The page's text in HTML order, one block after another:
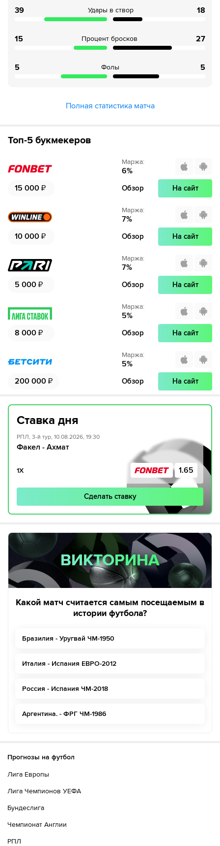
64
Временное удаление игрока "Норвегия" Эмиль
ШАЙБА!
Игрок "США" Тейдж Томпсон забивает шайбу!
39 Удары в створ 18
15 Процент бросков 27
5 Фолы 5
Полная статистика матча
Топ-5 букмекеров
15 000 ₽
Маржа:
6%
Обзор На сайт
10 000 ₽
Маржа:
7%
Обзор На сайт
5 000 ₽
Маржа:
7%
Обзор На сайт
8 000 ₽
Маржа:
5%
Обзор На сайт
200 000 ₽
Маржа:
5%
Обзор На сайт
Ставка дня
РПЛ, 3-й тур, 10.08.2026, 19:30
Факел - Ахмат
1Х 1.65
Сделать ставку
ВИКТОРИНА
ВИКТОРИНА
Какой матч считается самым посещаемым в
истории футбола?
Бразилия - Уругвай ЧМ-1950
Италия - Испания ЕВРО-2012
Россия - Испания ЧМ-2018
Аргентина. - ФРГ ЧМ-1986
Прогнозы на футбол
Лига Европы
Лига Чемпионов УЕФА
Бундеслига
Чемпионат Англии
РПЛ